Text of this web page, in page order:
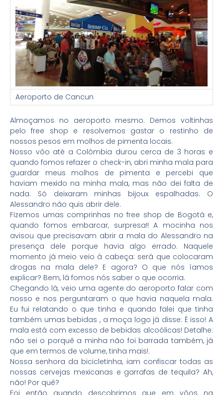
Aeroporto de Cancun
Almoçamos no aeroporto mesmo. Demos voltinhas
pelo free shop e resolvemos gastar o restinho de
nossos pesos em molhos de pimenta locais.
Nosso vôo até a Colômbia durou cerca de 3 horas e
quando fomos refazer o check-in, abri minha mala para
guardar meus molhos de pimenta e percebi que
haviam mexido na minha mala, mas não dei falta de
nada. Só deixaram minhas bijoux espalhadas. O
Alessandro não quis abrir dele.
Fizemos umas comprinhas no free shop de Bogotá e,
quando fomos embarcar, surpresa!! A mocinha nos
avisou que precisavam abrir a mala do Alessandro na
presença dele porque havia algo errado. Naquele
momento já meio veio à cabeça: será que colocaram
drogas na mala dele? E agora? O que nós íamos
explicar? Bem, lá fomos nós saber o que ocorria.
Chegando lá, veio uma agente do aeroporto falar com
nosso e nos perguntaram o que havia naquela mala.
Eu fui relatando o que tinha e quando falei que tinha
também umas bebidas , a moça logo já disse: É isso! A
mala está com excesso de bebidas alcoólicas! Detalhe:
não sei o porquê a minha não foi barrada também, já
que em termos de volume, tinha mais!.
Nossa senhora da bicicletinha, iam confiscar todas as
nossas cervejas mexicanas e garrafas de tequila? Ah,
não! Por quê?